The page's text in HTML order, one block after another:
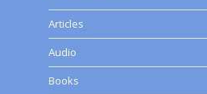
Articles
Audio
Books